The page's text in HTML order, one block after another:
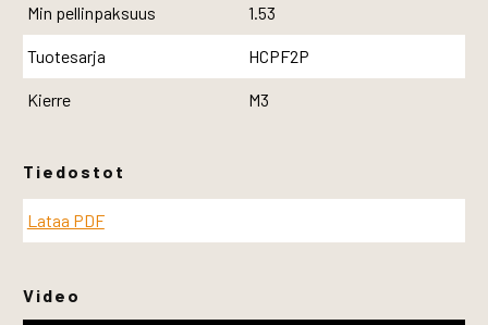
Min pellinpaksuus 1.53
Tuotesarja HCPF2P
Kierre M3
Tiedostot
Lataa PDF
Video